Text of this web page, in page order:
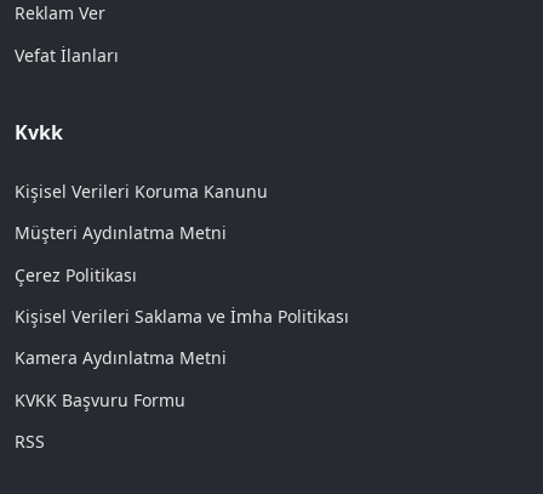
Reklam Ver
Vefat İlanları
Kvkk
Kişisel Verileri Koruma Kanunu
Müşteri Aydınlatma Metni
Çerez Politikası
Kişisel Verileri Saklama ve İmha Politikası
Kamera Aydınlatma Metni
KVKK Başvuru Formu
RSS